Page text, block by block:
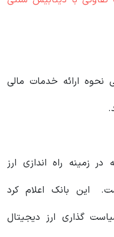
نحوه ارائه خدمات مالی
زمینه راه اندازی ارز
این بانک اعلام کرد
گذاری ارز دیجیتال